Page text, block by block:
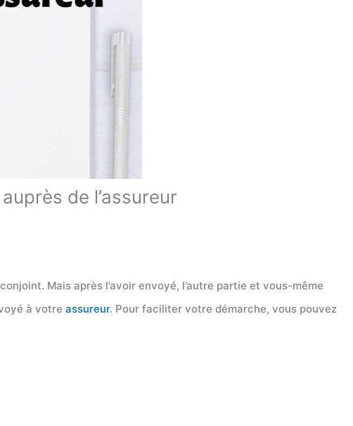
de l’assureur
Mais après l’avoir envoyé, l’autre partie et vous-même
à votre assureur. Pour faciliter votre démarche, vous pouvez